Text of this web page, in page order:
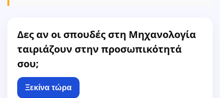
Δες αν οι σπουδές στη Μηχανολογία
ταιριάζουν στην προσωπικότητά
σου;
Ξεκίνα τώρα